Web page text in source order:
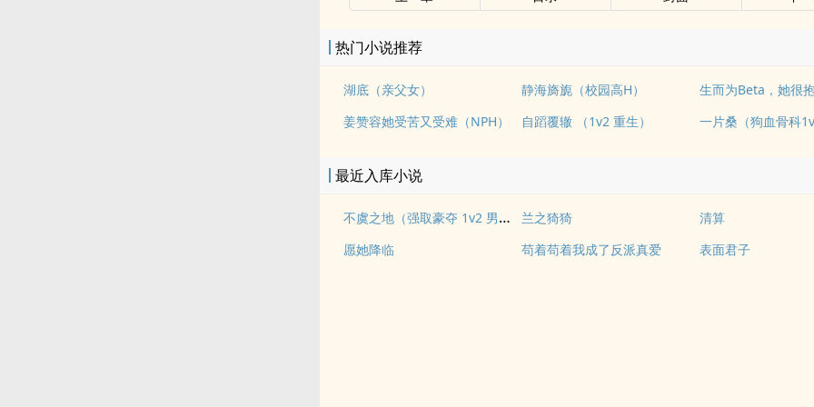
热门小说推荐
湖底（亲父女） 静海旖旎（校园高H）
姜赞容她受苦又受难（NPH） 自蹈覆辙 （1v2 重生） 一片桑（狗血骨科
最近入库小说
不虞之地（强取豪夺 1v2 男替身 包养） 兰之猗猗
清算
愿她降临
苟着苟着我成了反派真爱 表面君子